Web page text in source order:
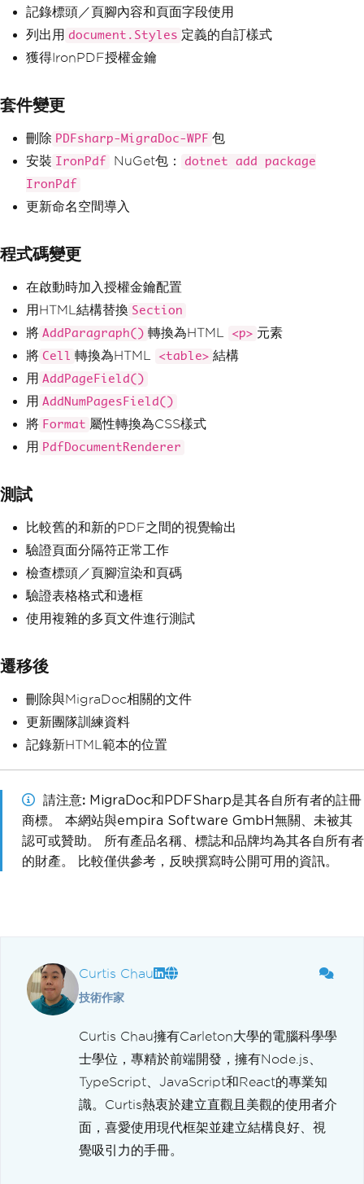
記錄標頭／頁腳內容和頁面字段使用
列出用 document.Styles 定義的自訂樣式
獲得IronPDF授權金鑰
套件變更
刪除 PDFsharp-MigraDoc-WPF 包
安裝
IronPdf NuGet包：
dotnet add package
IronPdf
更新命名空間導入
程式碼變更
在啟動時加入授權金鑰配置
用HTML結構替換 Section
將 AddParagraph() 轉換為HTML <p> 元素
將 Cell 轉換為HTML <table> 結構
用 AddPageField()
用 AddNumPagesField()
將 Format 屬性轉換為CSS樣式
用 PdfDocumentRenderer
測試
比較舊的和新的PDF之間的視覺輸出
驗證頁面分隔符正常工作
檢查標頭／頁腳渲染和頁碼
驗證表格格式和邊框
使用複雜的多頁文件進行測試
遷移後
刪除與MigraDoc相關的文件
更新團隊訓練資料
記錄新HTML範本的位置
請注意 MigraDoc和PDFSharp是其各自所有者的註冊
商標。 本網站與empira Software GmbH無關、未被其
認可或贊助。 所有產品名稱、標誌和品牌均為其各自所有者
的財產。 比較僅供參考，反映撰寫時公開可用的資訊。
Curtis Chau
技術作家
Curtis Chau擁有Carleton大學的電腦科學學
士學位，專精於前端開發，擁有Node.js、
TypeScript、JavaScript和React的專業知
識。Curtis熱衷於建立直觀且美觀的使用者介
面，喜愛使用現代框架並建立結構良好、視
覺吸引力的手冊。